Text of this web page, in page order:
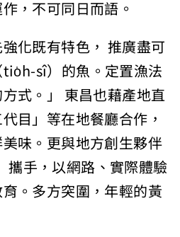
，不可同日而語。
化既有特色， 推廣盡可
sî）的魚。定置漁法
式。」 東昌也藉產地直
目」等在地餐廳合作，
味。更與地方創生夥伴
攜手，以網路、實際體驗
。多方突圍，年輕的黃